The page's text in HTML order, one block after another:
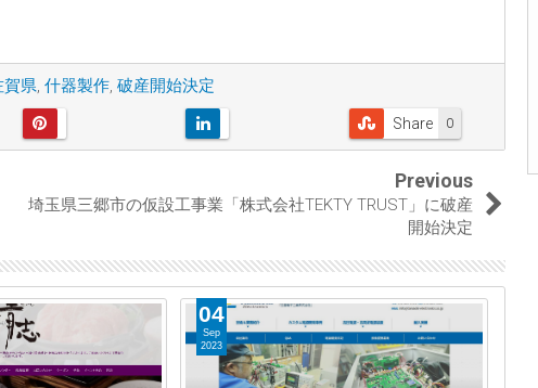
賀県, 什器製作, 破産開始決定
0
Share
Previous
埼玉県三郷市の仮設工事業「株式会社TEKTY TRUST」に破産
開始決定
04
Sep
2023